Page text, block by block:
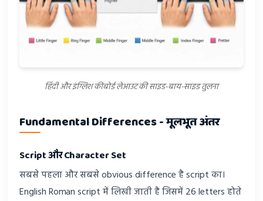
हिंदी और इंग्लिश कीबोर्ड लेआउट की साइड-बाय-साइड तुलना
Fundamental Differences - मूलभूत अंतर
Script और Character Set
सबसे पहला और सबसे obvious difference है script का।
English Roman script में लिखी जाती है जिसमें 26 letters होते